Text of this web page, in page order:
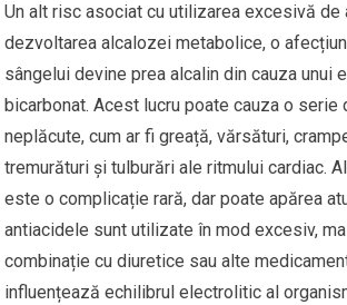
Un alt risc asociat cu utilizarea excesivă de
dezvoltarea alcalozei metabolice, o
sângelui devine prea alcalin din cauza unui
bicarbonat. Acest lucru poate cauza o serie
neplăcute, cum ar fi greață, vărsături,
tremurături și tulburări ale ritmului cardiac.
este o complicație rară, dar poate apărea
antiacidele sunt utilizate în mod excesiv,
combinație cu diuretice sau alte
influențează echilibrul electrolitic al